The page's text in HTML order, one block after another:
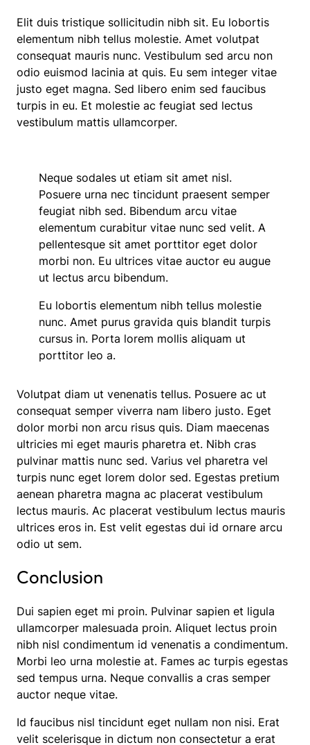
Elit duis tristique sollicitudin nibh sit. Eu lobortis
elementum nibh tellus molestie. Amet volutpat
consequat mauris nunc. Vestibulum sed arcu non
odio euismod lacinia at quis. Eu sem integer vitae
justo eget magna. Sed libero enim sed faucibus
turpis in eu. Et molestie ac feugiat sed lectus
vestibulum mattis ullamcorper.
Neque sodales ut etiam sit amet nisl.
Posuere urna nec tincidunt praesent semper
feugiat nibh sed. Bibendum arcu vitae
elementum curabitur vitae nunc sed velit. A
pellentesque sit amet porttitor eget dolor
morbi non. Eu ultrices vitae auctor eu augue
ut lectus arcu bibendum.
Eu lobortis elementum nibh tellus molestie
nunc. Amet purus gravida quis blandit turpis
cursus in. Porta lorem mollis aliquam ut
porttitor leo a.
Volutpat diam ut venenatis tellus. Posuere ac ut
consequat semper viverra nam libero justo. Eget
dolor morbi non arcu risus quis. Diam maecenas
ultricies mi eget mauris pharetra et. Nibh cras
pulvinar mattis nunc sed. Varius vel pharetra vel
turpis nunc eget lorem dolor sed. Egestas pretium
aenean pharetra magna ac placerat vestibulum
lectus mauris. Ac placerat vestibulum lectus mauris
ultrices eros in. Est velit egestas dui id ornare arcu
odio ut sem.
Conclusion
Dui sapien eget mi proin. Pulvinar sapien et ligula
ullamcorper malesuada proin. Aliquet lectus proin
nibh nisl condimentum id venenatis a condimentum.
Morbi leo urna molestie at. Fames ac turpis egestas
sed tempus urna. Neque convallis a cras semper
auctor neque vitae.
Id faucibus nisl tincidunt eget nullam non nisi. Erat
velit scelerisque in dictum non consectetur a erat